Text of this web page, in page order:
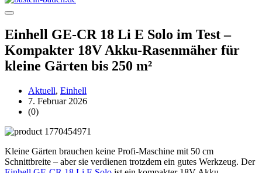
Einhell GE-CR 18 Li E Solo im Test –
Kompakter 18V Akku-Rasenmäher für
kleine Gärten bis 250 m²
Aktuell, Einhell
7. Februar 2026
(0)
Kleine Gärten brauchen keine Profi-Maschine mit 50 cm
Schnittbreite – aber sie verdienen trotzdem ein gutes Werkzeug. Der